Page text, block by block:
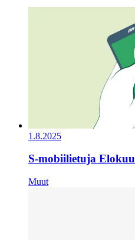
1.8.2025
S-mobiilietuja Elokuu
Muut